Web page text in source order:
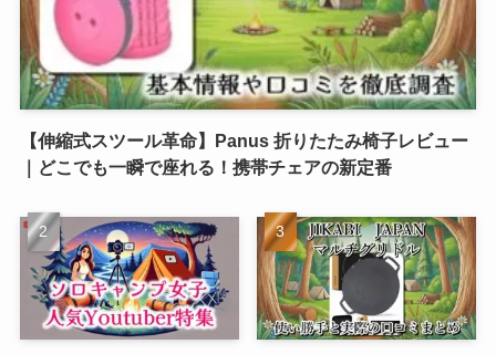
【伸縮式スツール革命】Panus 折りたたみ椅子レビュー
｜どこでも一瞬で座れる！携帯チェアの新定番